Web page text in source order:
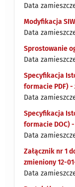
Data
Modyfikacja
Data
Sprostowanie
Data
Specyfikacja
formacie PDF) -
Data
Specyfikacja
formacie DOC)
Data
Załącznik nr 1
zmieniony 12-
Data